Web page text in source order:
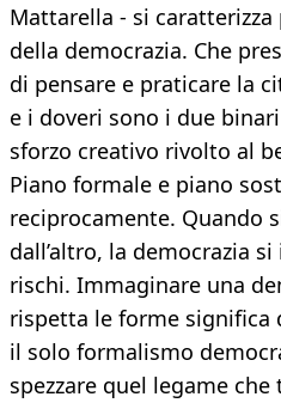
Mattarella - si caratterizza
della democrazia. Che
di pensare e praticare la
e i doveri sono i due
sforzo creativo rivolto al
Piano formale e piano
reciprocamente. Quando
dall’altro, la democrazia
rischi. Immaginare una
rispetta le forme significa
il solo formalismo
spezzare quel legame